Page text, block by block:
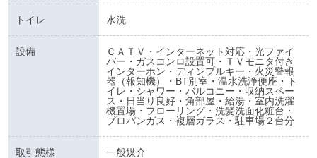
トイレ 水洗
設備
ＣＡＴＶ・インターネット対応・光ファイ
バー・ガスコンロ設置可・ＴＶモニタ付き
インターホン・ディンプルキー・火災警報
器（報知機）・BT別室・温水洗浄便座・ト
イレ・シャワー・バルコニー・収納スペー
ス・日当り良好・角部屋・給湯・室内洗濯
機置場・フローリング・洗髪洗面化粧台・
プロパンガス・複層ガラス・駐車場２台分
取引態様 一般媒介